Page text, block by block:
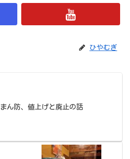
ひやむぎ
まん防、値上げと廃止の話